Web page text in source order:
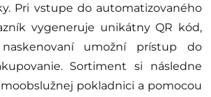
Pri vstupe do automatizovaného
vygeneruje unikátny QR kód,
umožní prístup do
Sortiment si následne
pokladnici a pomocou